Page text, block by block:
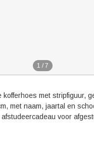
1 / 7
met stripfiguur,
met naam, jaartal en
voor